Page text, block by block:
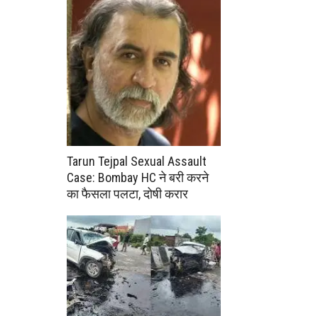
Tarun Tejpal Sexual Assault
Case: Bombay HC ने बरी करने
का फैसला पलटा, दोषी करार